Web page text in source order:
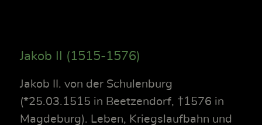
Jakob II (1515-1576)
Jakob II. von der Schulenburg
(*25.03.1515 in Beetzendorf, †1576 in
Magdeburg). Leben, Kriegslaufbahn und